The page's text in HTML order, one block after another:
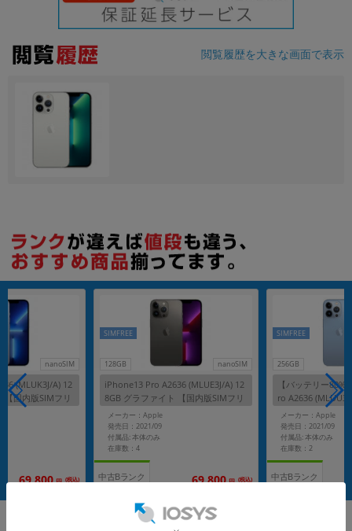
閲覧履歴を大きな画面で表示
nanoSIM
(MLUK3J/A) 12
【国内版SIMフリ
69,800 円 (税込)
128GB nanoSIM
SIMFREE
iPhone13 Pro A2636 (MLUE3J/A) 12
8GB グラファイト 【国内版SIMフリ
ー】
メーカー：Apple
発売日：2021/09
付属品: 本体のみ
在庫数：4
中古Bランク 69,800 円 (税込)
256GB
SIMFREE
【バッテリー
ro A2636
ブルー 【国内版
メーカー：Apple
発売日：2021/09
付属品: 本体のみ
在庫数：2
中古Bランク